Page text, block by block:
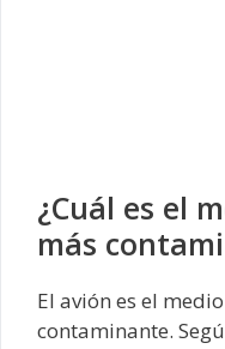
¿Cuál es el
más
El avión es el
contaminante.